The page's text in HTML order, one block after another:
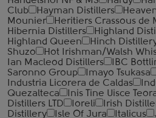
Club
Hayman Distillers
Mounier
Heritiers Crassous de
Hibernia Distillers
Highland
Highland Queen
Hinch
Shuzo
Hot Irishman/Walsh
Ian Macleod Distillers
IBC
Saronno Group
Imayo Tsukasa
Industria Licorera de Caldas
Quezalteca
Inis Tine Uisce
Distillers LTD
Ioreli Irish
Distillery
Isle Of Jura Italicus